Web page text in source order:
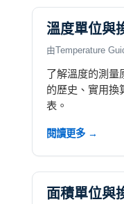
溫度單位與
由Temperature
了解溫度的測量
的歷史、實用換
表。
閱讀更多 →
面積單位與